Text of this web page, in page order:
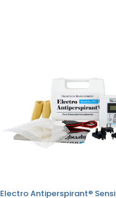
Electro Antiperspirant®